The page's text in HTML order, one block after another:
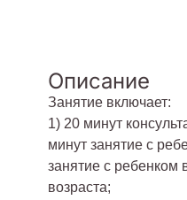
Описание
Занятие включает:
1) 20 минут
минут занятие с
занятие с ребенком
возраста;